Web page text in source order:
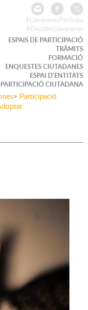
#LlavaneresParticipa
#DecidimLlavaneres
ESPAIS DE PARTICIPACIÓ
TRÀMITS
FORMACIÓ
ENQUESTES CIUTADANES
ESPAI D'ENTITATS
CIUTADANA
> Participació